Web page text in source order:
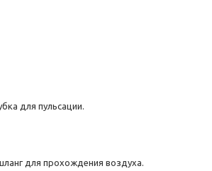
для пульсации.
для прохождения воздуха.